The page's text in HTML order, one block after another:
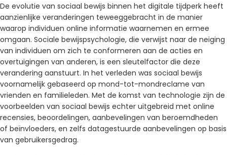
De evolutie van sociaal bewijs binnen het digitale tijdperk heeft
aanzienlijke veranderingen teweeggebracht in de manier
waarop individuen online informatie waarnemen en ermee
omgaan. Sociale bewijspsychologie, die verwijst naar de neiging
van individuen om zich te conformeren aan de acties en
overtuigingen van anderen, is een sleutelfactor die deze
verandering aanstuurt. In het verleden was sociaal bewijs
voornamelijk gebaseerd op mond-tot-mondreclame van
vrienden en familieleden. Met de komst van technologie zijn de
voorbeelden van sociaal bewijs echter uitgebreid met online
recensies, beoordelingen, aanbevelingen van beroemdheden
of beïnvloeders, en zelfs datagestuurde aanbevelingen op basis
van gebruikersgedrag.